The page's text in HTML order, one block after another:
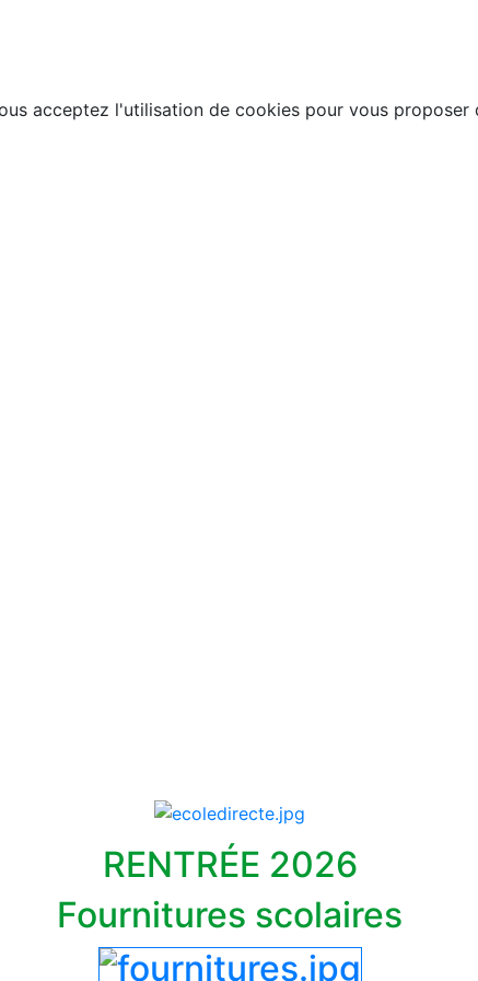
acceptez l'utilisation de cookies pour vous proposer
RENTRÉE 2026
Fournitures scolaires